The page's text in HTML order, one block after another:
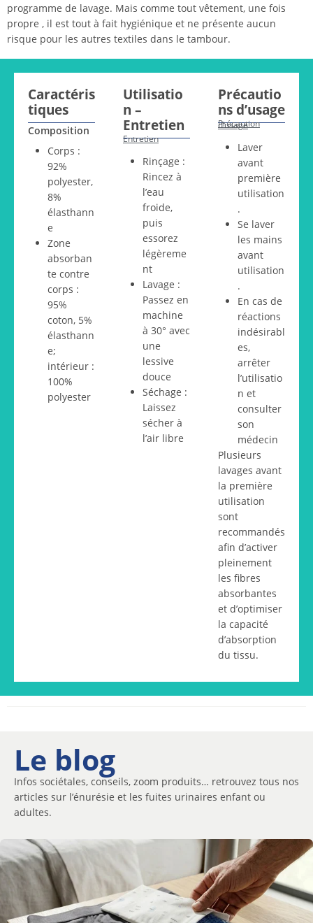
programme de lavage. Mais comme tout vêtement, une fois
propre , il est tout à fait hygiénique et ne présente aucun
risque pour les autres textiles dans le tambour.
Caractéris
tiques
Composition
Corps :
92%
polyester,
8%
élasthann
e
Zone
absorban
te contre
corps :
95%
coton, 5%
élasthann
e;
intérieur :
100%
polyester
Utilisatio
n –
Entretien
Entretien
Rinçage :
Rincez à
l’eau
froide,
puis
essorez
légèreme
nt
Lavage :
Passez en
machine
à 30° avec
une
lessive
douce
Séchage :
Laissez
sécher à
l’air libre
Précautio
ns d’usage
Précaution d’usage
Laver
avant
première
utilisation
.
Se laver
les mains
avant
utilisation
.
En cas de
réactions
indésirabl
es,
arrêter
l’utilisatio
n et
consulter
son
médecin
Plusieurs
lavages avant
la première
utilisation
sont
recommandés
afin d’activer
pleinement
les fibres
absorbantes
et d’optimiser
la capacité
d’absorption
du tissu.
Le blog
Infos sociétales, conseils, zoom produits… retrouvez tous nos
articles sur l’énurésie et les fuites urinaires enfant ou
adultes.